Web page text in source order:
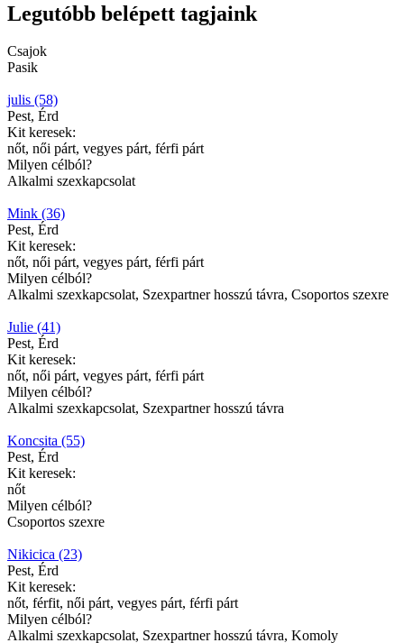
Legutóbb belépett tagjaink
Csajok
Pasik
julis (58)
Pest, Érd
Kit keresek:
nőt, női párt, vegyes párt, férfi párt
Milyen célból?
Alkalmi szexkapcsolat
Mink (36)
Pest, Érd
Kit keresek:
nőt, női párt, vegyes párt, férfi párt
Milyen célból?
Alkalmi szexkapcsolat, Szexpartner hosszú távra, Csoportos szexre
Julie (41)
Pest, Érd
Kit keresek:
nőt, női párt, vegyes párt, férfi párt
Milyen célból?
Alkalmi szexkapcsolat, Szexpartner hosszú távra
Koncsita (55)
Pest, Érd
Kit keresek:
nőt
Milyen célból?
Csoportos szexre
Nikicica (23)
Pest, Érd
Kit keresek:
nőt, férfit, női párt, vegyes párt, férfi párt
Milyen célból?
Alkalmi szexkapcsolat, Szexpartner hosszú távra, Komoly